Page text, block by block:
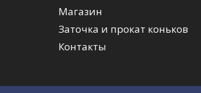
Магазин
Заточка и прокат коньков
Контакты